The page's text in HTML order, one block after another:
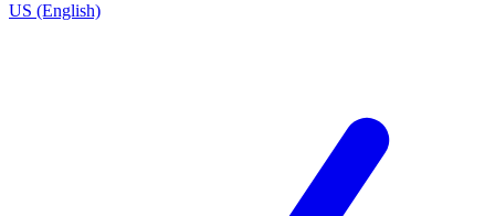
US (English)